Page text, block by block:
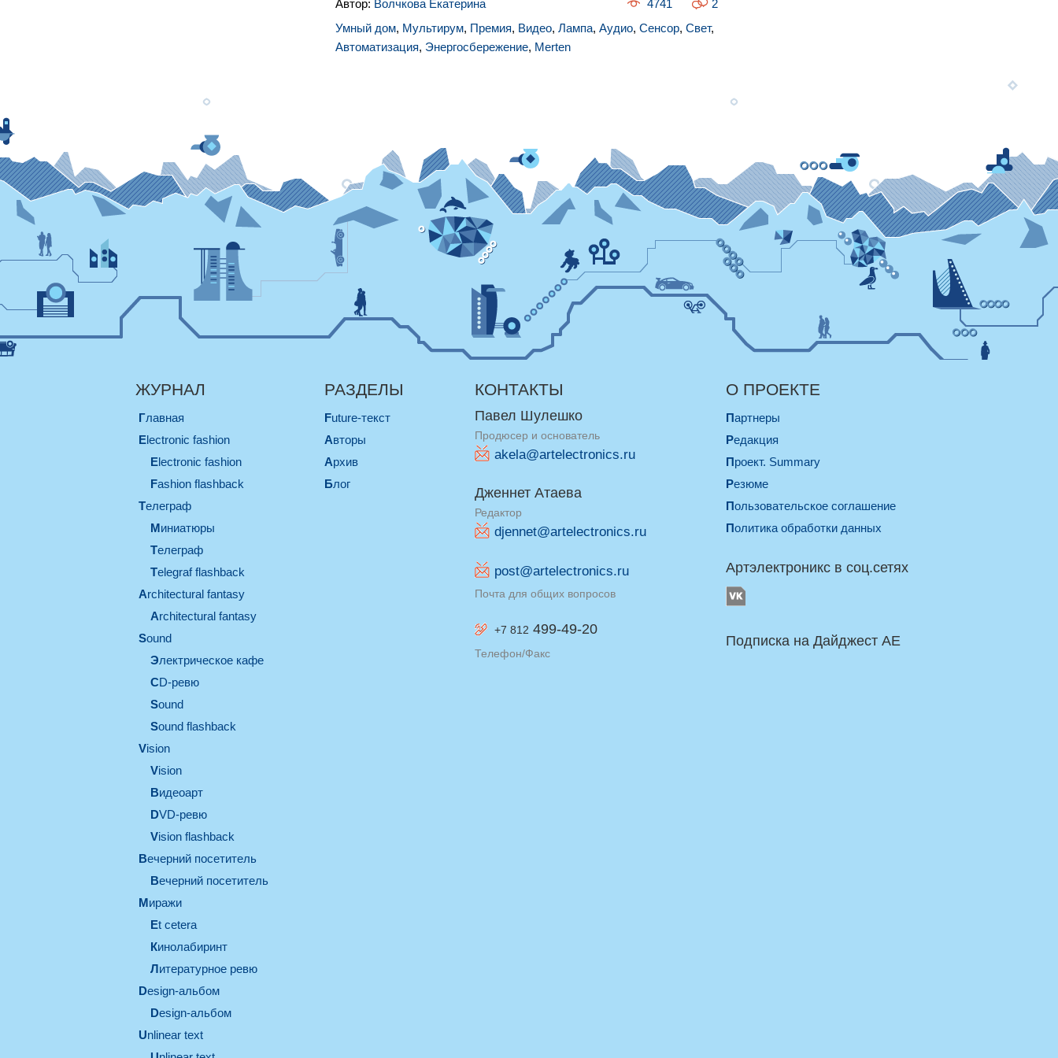
Автор: Волчкова Екатерина 2
4741
Умный дом, Мультирум, Премия, Видео, Лампа, Аудио, Сенсор, Свет,
Автоматизация, Энергосбережение, Merten
ЖУРНАЛ
Главная
electronic fashion
electronic fashion
Fashion flashback
телеграф
миниатюры
телеграф
Telegraf flashback
architectural fantasy
architectural fantasy
sound
электрическое кафе
CD-ревю
sound
Sound flashback
vision
vision
видеоарт
DVD-ревю
Vision flashback
вечерний посетитель
вечерний посетитель
миражи
et cetera
кинолабиринт
литературное ревю
design-альбом
design-альбом
unlinear text
РАЗДЕЛЫ
Future-текст
Авторы
Архив
Блог
КОНТАКТЫ
Павел Шулешко
Продюсер и основатель
akela@artelectronics.ru
Дженнет Атаева
Редактор
djennet@artelectronics.ru
post@artelectronics.ru
Почта для общих вопросов
+7 812 499-49-20
Телефон/Факс
О ПРОЕКТЕ
Партнеры
Редакция
Проект. Summary
Резюме
Пользовательское соглашение
Политика обработки данных
Артэлектроникс в соц.сетях
Подписка на Дайджест AE